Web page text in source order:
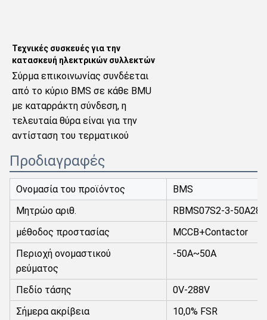
Τεχνικές συσκευές για την
κατασκευή ηλεκτρικών συλλεκτών
Σύρμα επικοινωνίας συνδέεται
από το κύριο BMS σε κάθε BMU
με καταρράκτη σύνδεση, η
τελευταία θύρα είναι για την
αντίσταση του τερματικού
Προδιαγραφές
Ονομασία του προϊόντος
BMS
Μητρώο αριθ.
RBMS07S2-3-
μέθοδος προστασίας
MCCB+Contactor
Περιοχή ονομαστικού
ρεύματος
-50A~50A
Πεδίο τάσης
0V-288V
Σήμερα ακρίβεια
10,0% FSR